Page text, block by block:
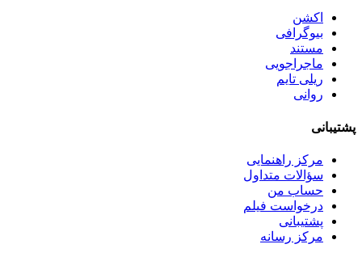
اکشن
بیوگرافی
مستند
ماجراجویی
ریلی تایم
روانی
پشتیبانی
مرکز راهنمایی
سؤالات متداول
حساب من
درخواست فیلم
پشتیبانی
مرکز رسانه